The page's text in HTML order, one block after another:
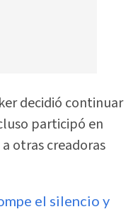
decidió continuar
participó en
otras creadoras
el silencio y